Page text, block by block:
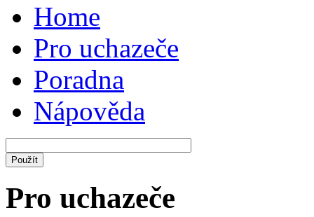
Home
Pro uchazeče
Poradna
Nápověda
Pro uchazeče